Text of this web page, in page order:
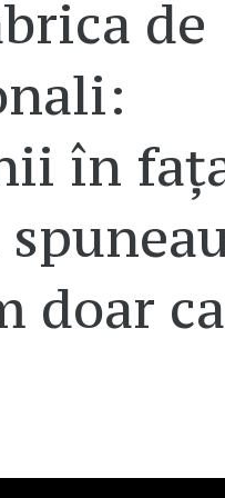
de
în
doar